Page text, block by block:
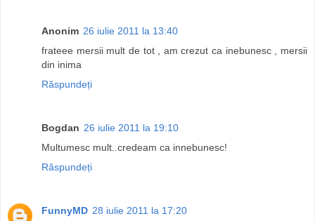
Anonim 26 iulie 2011 la 13:40
frateee mersii mult de tot , am crezut ca inebunesc , mersii
din inima
Răspundeți
Bogdan 26 iulie 2011 la 19:10
Multumesc mult..credeam ca innebunesc!
Răspundeți
FunnyMD 28 iulie 2011 la 17:20